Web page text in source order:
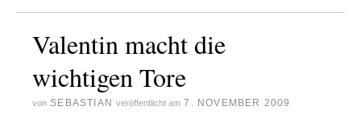
Valentin macht die
wichtigen Tore
von SEBASTIAN veröffentlicht am 7. NOVEMBER 2009